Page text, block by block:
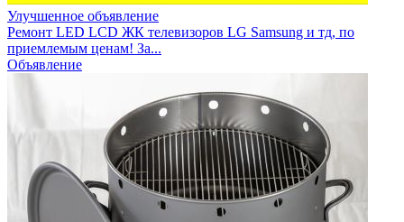
Улучшенное объявление
Ремонт LED LCD ЖК телевизоров LG Samsung и тд, по
приемлемым ценам! За...
Объявление